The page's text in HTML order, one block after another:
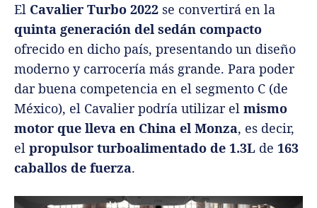
El Cavalier Turbo 2022 se convertirá en la
quinta generación del sedán compacto
ofrecido en dicho país, presentando un diseño
moderno y carrocería más grande. Para poder
dar buena competencia en el segmento C (de
México), el Cavalier podría utilizar el mismo
motor que lleva en China el Monza, es decir,
el propulsor turboalimentado de 1.3L de 163
caballos de fuerza.